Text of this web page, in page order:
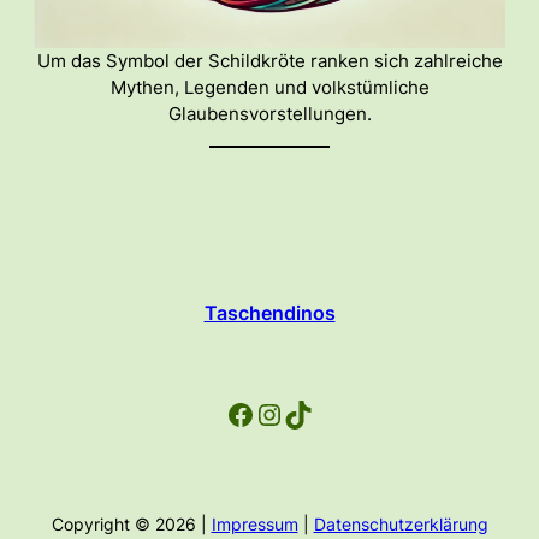
Um das Symbol der Schildkröte ranken sich zahlreiche
Mythen, Legenden und volkstümliche
Glaubensvorstellungen.
Taschendinos
Facebook InstagramTikTok
Copyright © 2026 | Impressum Datenschutzerklärung